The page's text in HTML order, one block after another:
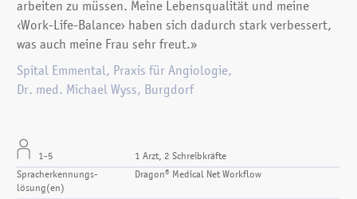
arbeiten zu müssen. Meine Lebensqualität und meine
‹Work-Life-Balance› haben sich dadurch stark verbessert,
was auch meine Frau sehr freut.»
Spital Emmental, Praxis für Angiologie,
Dr. med. Michael Wyss, Burgdorf
1-5
1 Arzt, 2 Schreibkräfte
Spracherkennungs­
lösung(en)
Dragon® Medical Net Workflow